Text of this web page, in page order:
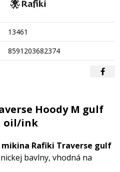
13461
8591203682374
Hoody M gulf
oil/ink
mikina Rafiki Traverse gulf
bavlny, vhodná na